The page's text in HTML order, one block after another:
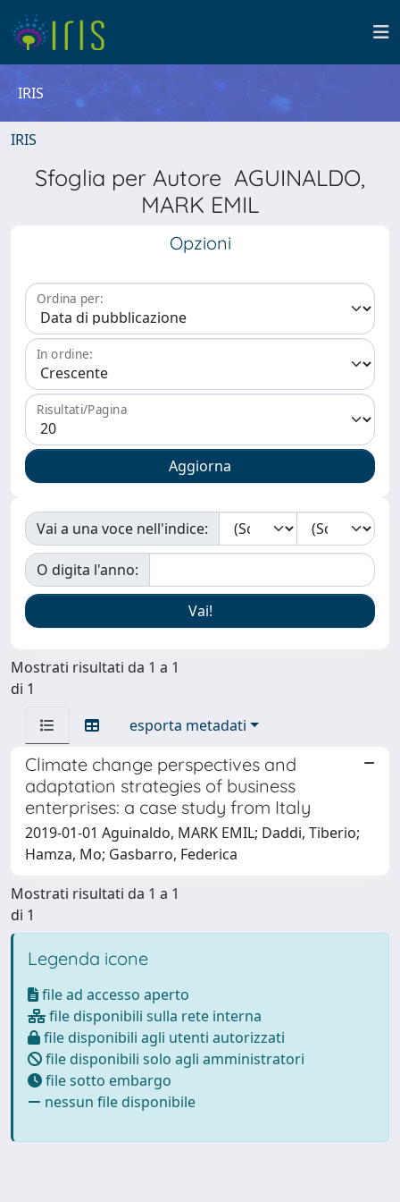
IRIS
IRIS
Sfoglia per Autore AGUINALDO,
MARK EMIL
Opzioni
Ordina per:
In ordine:
Risultati/Pagina
Vai a una voce nell'indice:
O digita l'anno:
Mostrati risultati da 1 a 1
di 1
esporta metadati
Climate change perspectives and
adaptation strategies of business
enterprises: a case study from Italy
2019-01-01 Aguinaldo, MARK EMIL; Daddi, Tiberio;
Hamza, Mo; Gasbarro, Federica
Mostrati risultati da 1 a 1
di 1
Legenda icone
file ad accesso aperto
file disponibili sulla rete interna
file disponibili agli utenti autorizzati
file disponibili solo agli amministratori
file sotto embargo
nessun file disponibile